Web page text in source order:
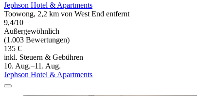
Jephson Hotel & Apartments
Toowong, 2,2 km von West End entfernt
9,4/10
Außergewöhnlich
(1.003 Bewertungen)
135 €
inkl. Steuern & Gebühren
10. Aug.–11. Aug.
Jephson Hotel & Apartments